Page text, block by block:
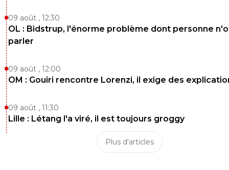
09 août , 12:30
OL : Bidstrup, l'énorme problème dont personne
parler
09 août , 12:00
OM : Gouiri rencontre Lorenzi, il exige des
09 août , 11:30
Lille : Létang l'a viré, il est toujours groggy
Plus d'articles